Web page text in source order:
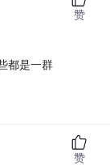
都是一群
赞
赞